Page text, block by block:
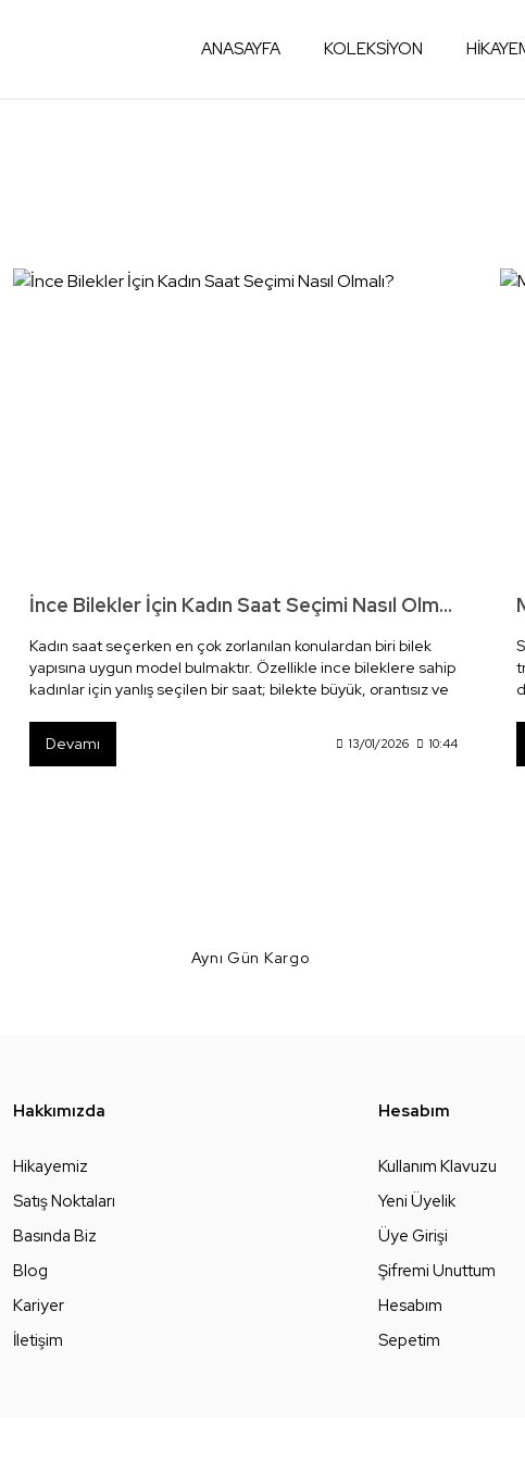
ANASAYFA KOLEKSİYON
İnce Bilekler İçin Kadın Saat Seçimi Nasıl Olmalı?
Kadın saat seçerken en çok zorlanılan konulardan biri bilek
yapısına uygun model bulmaktır. Özellikle ince bileklere sahip
kadınlar için yanlış seçilen bir saat; bilekte büyük, orantısız ve
hem de stilinizi zarif bir şekilde tamamlar.
Devamı 13/01/2026 10:44
Aynı Gün Kargo
Hakkımızda
Hikayemiz
Satış Noktaları
Basında Biz
Blog
Kariyer
İletişim
Hesabım
Kullanım Klavuzu
Yeni Üyelik
Üye Girişi
Şifremi Unuttum
Hesabım
Sepetim